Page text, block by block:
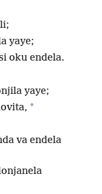
yaye;
oku endela.
yaye;
*
va endela